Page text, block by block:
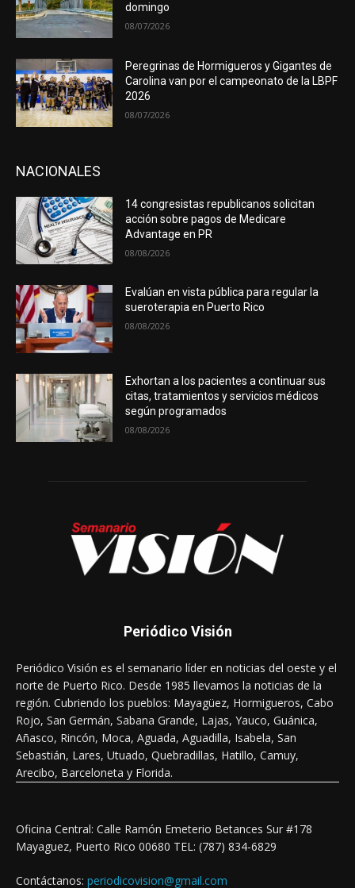
domingo
08/07/2026
Peregrinas de Hormigueros y Gigantes de
Carolina van por el campeonato de la LBPF
2026
08/07/2026
NACIONALES
14 congresistas republicanos solicitan
acción sobre pagos de Medicare
Advantage en PR
08/08/2026
Evalúan en vista pública para regular la
sueroterapia en Puerto Rico
08/08/2026
Exhortan a los pacientes a continuar sus
citas, tratamientos y servicios médicos
según programados
08/08/2026
Periódico Visión
Periódico Visión es el semanario líder en noticias del oeste y el
norte de Puerto Rico. Desde 1985 llevamos la noticias de la
región. Cubriendo los pueblos: Mayagüez, Hormigueros, Cabo
Rojo, San Germán, Sabana Grande, Lajas, Yauco, Guánica,
Añasco, Rincón, Moca, Aguada, Aguadilla, Isabela, San
Sebastián, Lares, Utuado, Quebradillas, Hatillo, Camuy,
Arecibo, Barceloneta y Florida.
Oficina Central: Calle Ramón Emeterio Betances Sur #178
Mayaguez, Puerto Rico 00680 TEL: (787) 834-6829
Contáctanos: periodicovision@gmail.com